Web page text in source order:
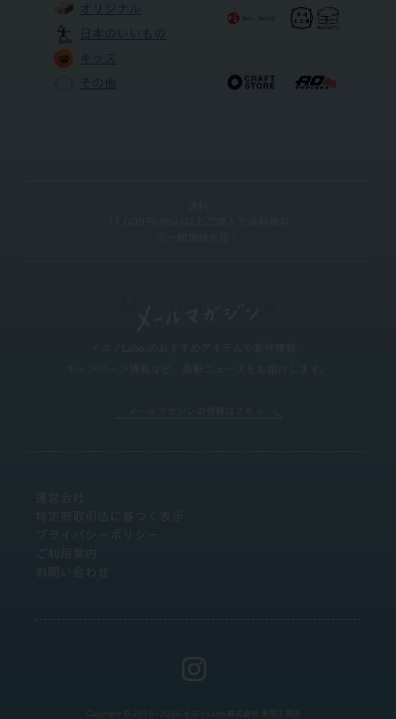
オリジナル
日本のいいもの
キッズ
その他
運営会社
特定商取引法に基づく表示
プライバシーポリシー
ご利用案内
お問い合わせ
Copyright © 2015 - 2026 イエノLabo.株式会社 奥洞工務店